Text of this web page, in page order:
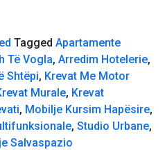
Tagged Apartamente
Të Vogla, Arredim Hotelerie,
Shtëpi, Krevat Me Motor
Murale, Krevat
, Mobilje Kursim Hapësire,
, Studio Urbane,
Salvaspazio